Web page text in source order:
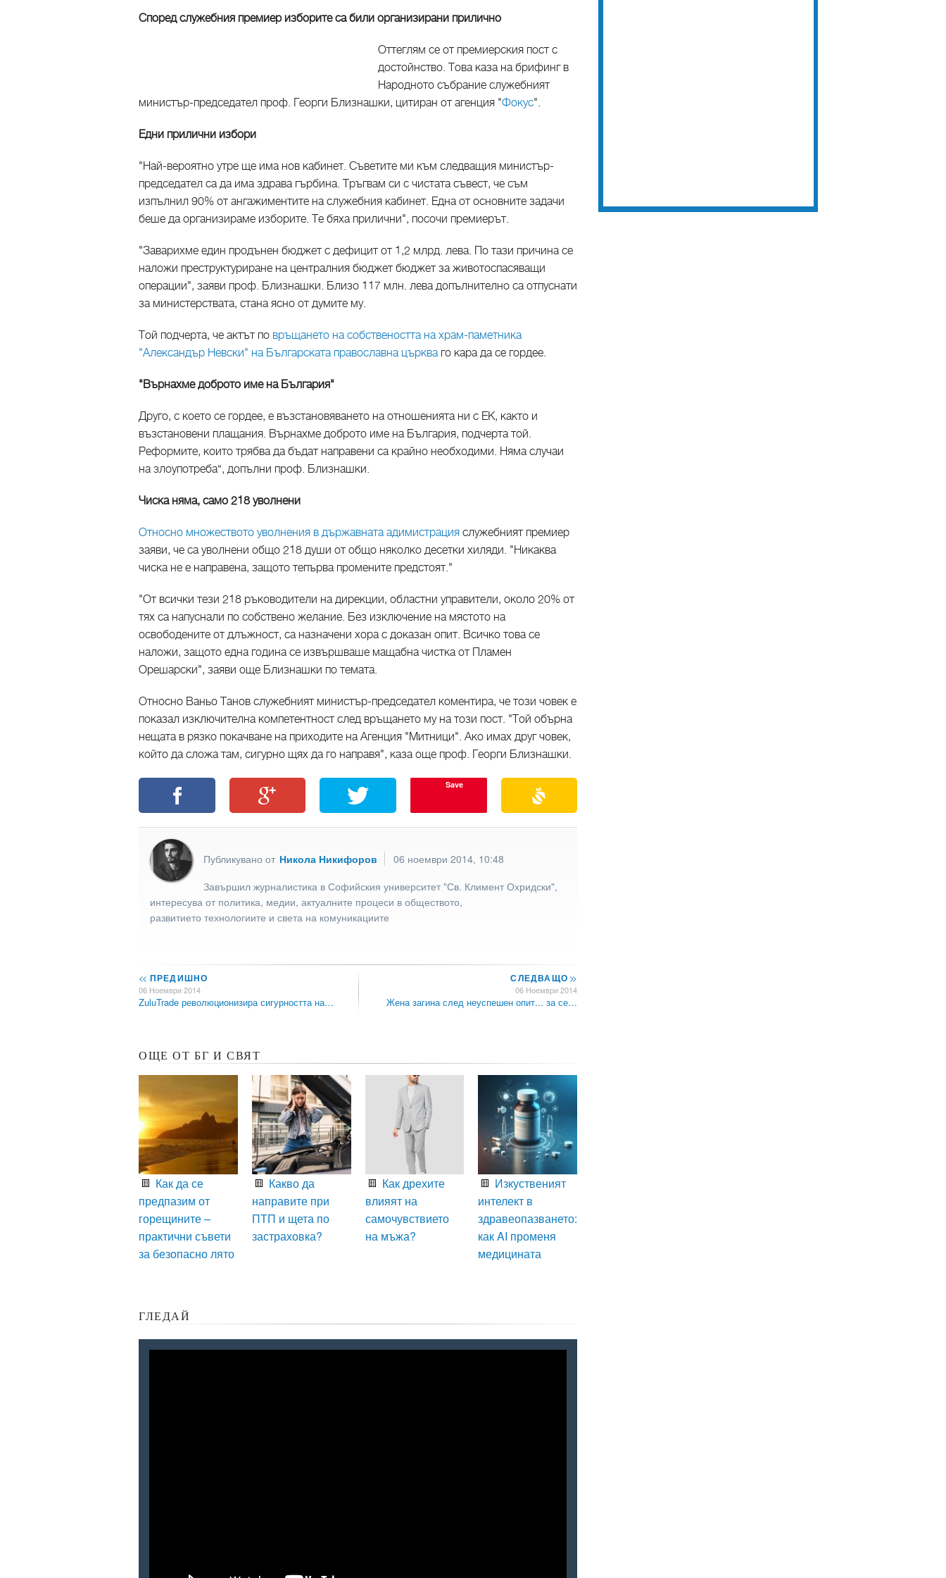
Според служебния премиер изборите са били организирани прилично
Оттеглям се от премиерския пост с
достойнство. Това каза на брифинг в
Народното събрание служебният
министър-председател проф. Георги Близнашки, цитиран от агенция "Фокус".
Едни прилични избори
"Най-вероятно утре ще има нов кабинет. Съветите ми към следващия министър-
председател са да има здрава гърбина. Тръгвам си с чистата съвест, че съм
изпълнил 90% от ангажиментите на служебния кабинет. Една от основните задачи
беше да организираме изборите. Те бяха прилични", посочи премиерът.
"Заварихме един продънен бюджет с дефицит от 1,2 млрд. лева. По тази причина се
наложи преструктуриране на централния бюджет бюджет за животоспасяващи
операции", заяви проф. Близнашки. Близо 117 млн. лева допълнително са отпуснати
за министерствата, стана ясно от думите му.
Той подчерта, че актът по връщането на собствеността на храм-паметника
"Александър Невски" на Българската православна църкваго кара да се гордее.
"Върнахме доброто име на България"
Друго, с което се гордее, е възстановяването на отношенията ни с ЕК, както и
възстановени плащания. Върнахме доброто име на България, подчерта той.
Реформите, които трябва да бъдат направени са крайно необходими. Няма случаи
на злоупотреба“, допълни проф. Близнашки.
Чиска няма, само 218 уволнени
Относно множеството уволнения в държавната адимистрация служебният премиер
заяви, че са уволнени общо 218 души от общо няколко десетки хиляди. "Никаква
чиска не е направена, защото тепърва промените предстоят."
"От всички тези 218 ръководители на дирекции, областни управители, около 20% от
тях са напуснали по собствено желание. Без изключение на мястото на
освободените от длъжност, са назначени хора с доказан опит. Всичко това се
наложи, защото една година се извършваше мащабна чистка от Пламен
Орешарски", заяви още Близнашки по темата.
Относно Ваньо Танов служебният министър-председател коментира, че този човек е
показал изключителна компетентност след връщането му на този пост. "Той обърна
нещата в рязко покачване на приходите на Агенция "Митници". Ако имах друг човек,
който да сложа там, сигурно щях да го направя", каза още проф. Георги Близнашки.
Save
Публикувано от Никола Никифоров
06 ноември 2014, 10:48
Завършил журналистика в Софийския университет "Св. Климент Охридски",
интересува от политика, медии, актуалните процеси в обществото,
развитието технологиите и света на комуникациите
<< ПРЕДИШНО
06 Ноември 2014
ZuluTrade революционизира сигурността на…
СЛЕДВАЩО>>
06 Ноември 2014
Жена загина след неуспешен опит... за се…
ОЩЕ ОТ БГ И СВЯТ
Как да се
предпазим от
горещините –
практични съвети
за безопасно лято
Какво да
направите при
ПТП и щета по
застраховка?
Как дрехите
влияят на
самочувствието
на мъжа?
Изкуственият
интелект в
здравеопазването:
как AI променя
медицината
ГЛЕДАЙ